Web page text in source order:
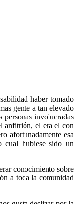
haber tomado
gente a tan elevado
involucradas
anfitrión, el era el con
afortunadamente esa
cual hubiese sido un
conocimiento sobre
a toda la comunidad